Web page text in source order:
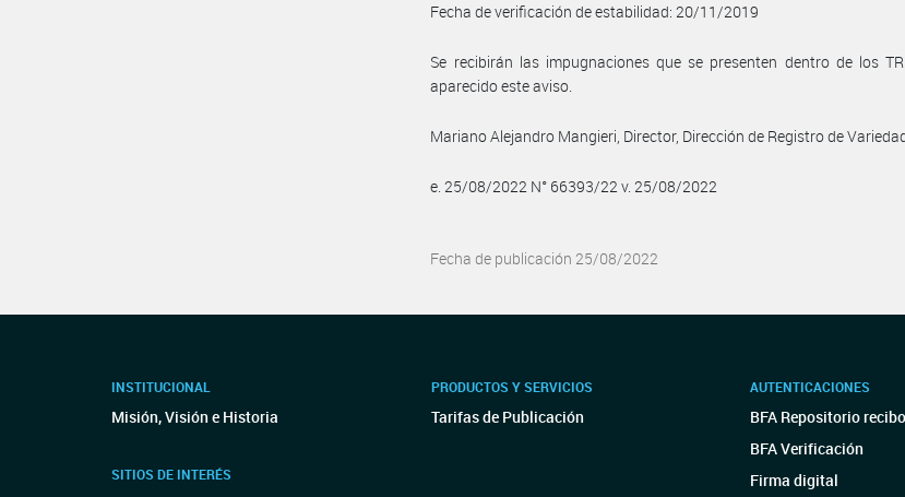
Fecha de verificación de estabilidad: 20/11/2019
Se recibirán las impugnaciones que se presenten dentro de los
aparecido este aviso.
Mariano Alejandro Mangieri, Director, Dirección de Registro de
e. 25/08/2022 N° 66393/22 v. 25/08/2022
Fecha de publicación 25/08/2022
INSTITUCIONAL
Misión, Visión e Historia
SITIOS DE INTERÉS
PRODUCTOS Y SERVICIOS
Tarifas de Publicación
AUTENTICACIONES
BFA Repositorio
BFA Verificación
Firma digital